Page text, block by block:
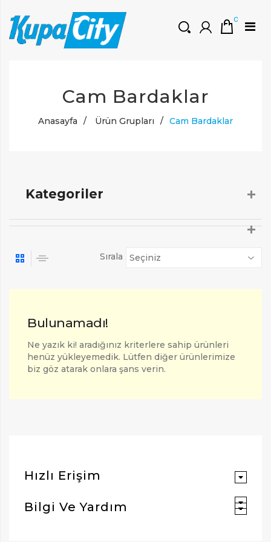
Müşteri Girişi
0
0 ₺
Cam Bardaklar
Anasayfa / Ürün Grupları / Cam Bardaklar
Kategoriler
Sırala
Bulunamadı!
Ne yazık ki! aradığınız kriterlere sahip ürünleri
henüz yükleyemedik. Lütfen diğer ürünlerimize
biz göz atarak onlara şans verin.
Hızlı Erişim
Bilgi Ve Yardım